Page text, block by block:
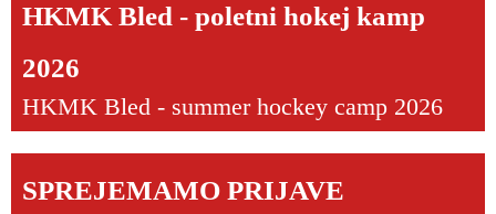
HKMK Bled - poletni hokej kamp
2026
HKMK Bled - summer hockey camp 2026
SPREJEMAMO PRIJAVE